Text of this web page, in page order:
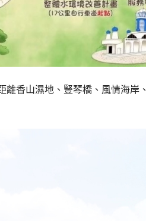
離香山濕地、豎琴橋、風情海岸